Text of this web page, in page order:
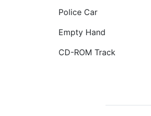
Police Car
Empty Hand
CD-ROM Track